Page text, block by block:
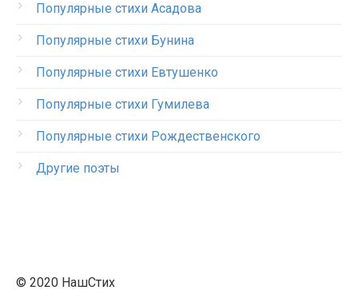
Популярные стихи Асадова
Популярные стихи Бунина
Популярные стихи Евтушенко
Популярные стихи Гумилева
Популярные стихи Рождественского
Другие поэты
© 2020 НашСтих